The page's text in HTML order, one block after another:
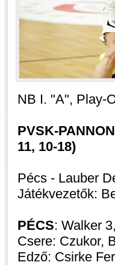
NB I. "A", Play-
PVSK-
11, 10-18)
Pécs - Lauber
Játékvezetők:
PÉCS: Walker
Csere: Czukor,
Edző: Csirke